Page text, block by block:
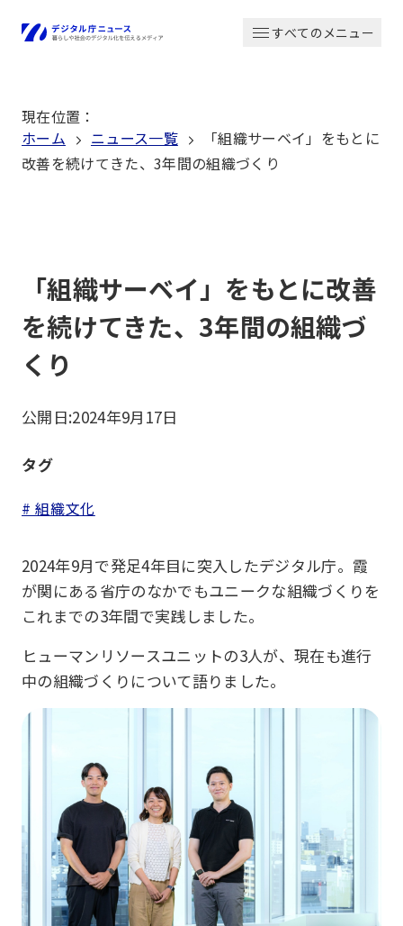
本
文
動
すべてのメニュー
現在位置 ：
ホーム
ニュース一覧
「組織サーベイ」をもとに
改善を続けてきた、3年間の組織づくり
「組織サーベイ」をもとに改善
を続けてきた、3年間の組織づ
くり
公開日:2024年9月17日
タグ
# 組織文化
2024年9月で発足4年目に突入したデジタル庁。霞
が関にある省庁のなかでもユニークな組織づくりを
これまでの3年間で実践しました。
ヒューマンリソースユニットの3人が、現在も進行
中の組織づくりについて語りました。